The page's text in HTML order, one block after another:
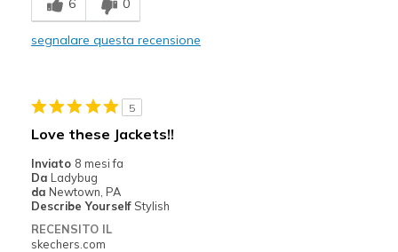
Comfortable
Casual Wear
Width
Sizing
Feels half size too big
6 0
segnalare questa recensione
5
Love these Jackets!!
Inviato 8 mesi fa
Da Ladybug
da Newtown, PA
Describe Yourself Stylish
RECENSITO IL
skechers.com